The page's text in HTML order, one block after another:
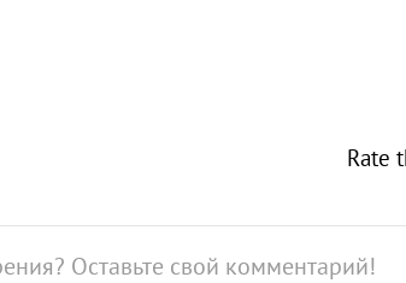
Rate
Оставьте свой комментарий!